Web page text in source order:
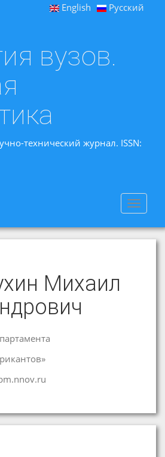
English Русский
вузов.
технический журнал. ISSN:
Toggle
Михаил